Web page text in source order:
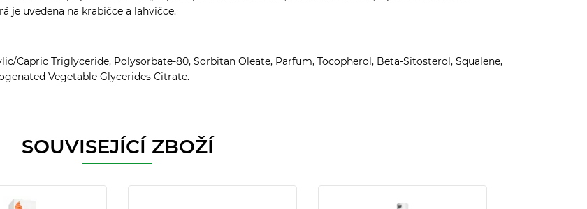
je uvedena na krabičce a lahvičce.
Capric Triglyceride, Polysorbate-80, Sorbitan Oleate, Parfum, Tocopherol, Beta-Sitosterol, Squalene,
Vegetable Glycerides Citrate.
SOUVISEJÍCÍ ZBOŽÍ